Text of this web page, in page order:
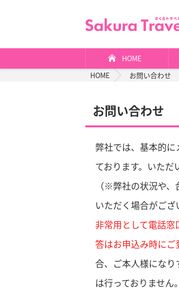
HOME
HOME
お問い合わせ
お問い合わせ
弊社では、基本的
ております。いただ
（※弊社の状況や
いただく場合がござ
非常用として電話
答はお申込み時にご
合、ご本人様にな
は行っておりません